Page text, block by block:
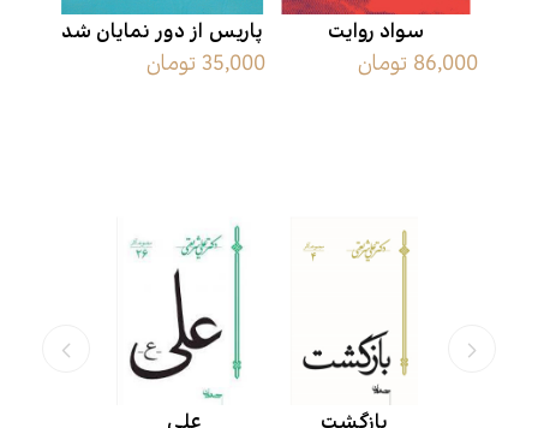
سواد روایت
86,000 تومان
پاریس از دور نمایان شد
35,000 تومان
بازگشت علی